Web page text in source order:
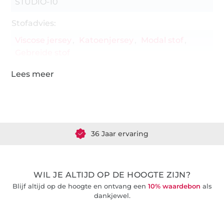
Stofadvies:
Viscose jersey
Katoenjersey
Modal stof
36 Jaar ervaring
WIL JE ALTIJD OP DE HOOGTE ZIJN?
Blijf altijd op de hoogte en ontvang een 10% waardebon als
dankjewel.